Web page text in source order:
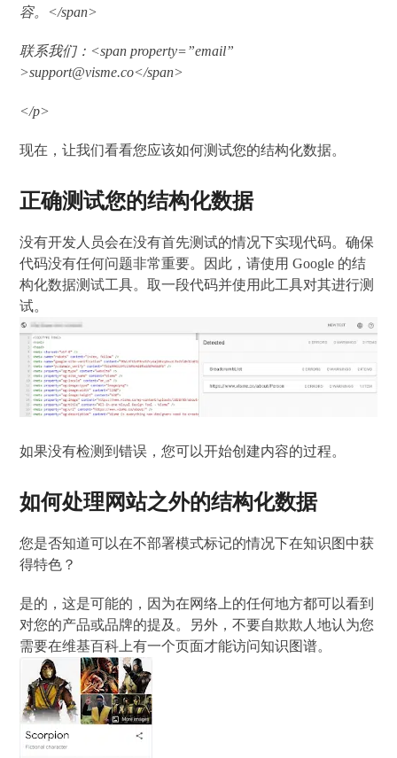
容。</span>
联系我们：<span property=”email”
>support@visme.co</span>
</p>
现在，让我们看看您应该如何测试您的结构化数据。
正确测试您的结构化数据
没有开发人员会在没有首先测试的情况下实现代码。确保
代码没有任何问题非常重要。因此，请使用 Google 的结
构化数据测试工具。取一段代码并使用此工具对其进行测
试。
如果没有检测到错误，您可以开始创建内容的过程。
如何处理网站之外的结构化数据
您是否知道可以在不部署模式标记的情况下在知识图中获
得特色？
是的，这是可能的，因为在网络上的任何地方都可以看到
对您的产品或品牌的提及。另外，不要自欺欺人地认为您
需要在维基百科上有一个页面才能访问知识图谱。